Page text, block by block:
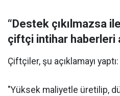
“Destek çıkılmazsa
çiftçi intihar haberleri
Çiftçiler, şu açıklamayı yaptı:
"Yüksek maliyetle üretilip,